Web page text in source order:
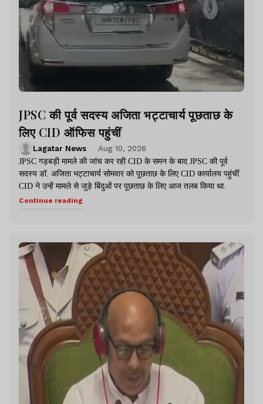
JPSC की पूर्व सदस्य अजिता भट्टाचार्य पूछताछ के
लिए CID ऑफिस पहुंचीं
Lagatar News
Aug 10, 2026
JPSC गड़बड़ी मामले की जांच कर रही CID के समन के बाद JPSC की पूर्व
सदस्य डॉ. अजिता भट्टाचार्य सोमवार को पूछताछ के लिए CID कार्यालय पहुंचीं.
CID ने उन्हें मामले से जुड़े बिंदुओं पर पूछताछ के लिए आज तलब किया था.
Continue reading